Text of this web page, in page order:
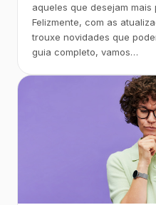
aqueles que desejam
Felizmente, com as
trouxe novidades que
guia completo, vamos…